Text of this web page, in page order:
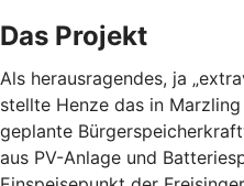
Das Projekt
Als herausragendes, ja
stellte Henze das in
geplante
aus PV-Anlage und